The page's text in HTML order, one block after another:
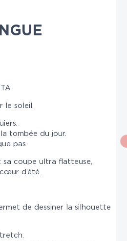
le soleil.
tombée du jour.
pas.
coupe ultra flatteuse,
d’été.
de dessiner la silhouette